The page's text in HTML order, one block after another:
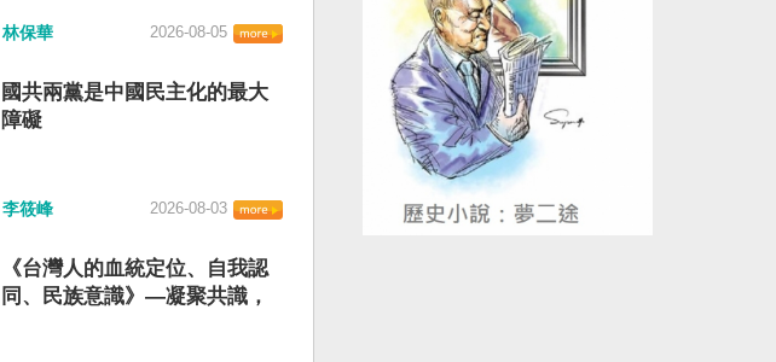
林保華 2026-08-05
國共兩黨是中國民主化的最大
障礙
李筱峰 2026-08-03
《台灣人的血統定位、自我認
同、民族意識》—凝聚共識，